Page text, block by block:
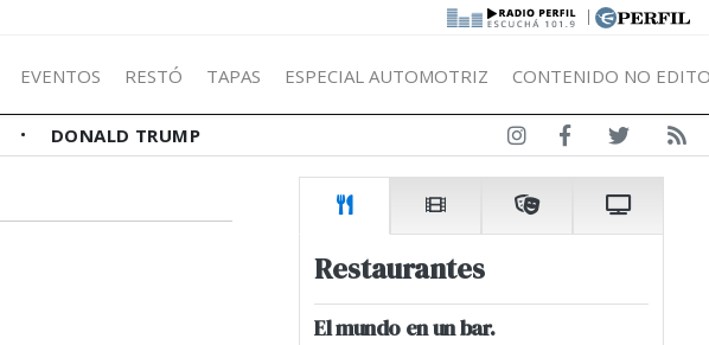
|
EVENTOS RESTÓ TAPAS ESPECIAL AUTOMOTRIZ CONTENIDO NO
DONALD TRUMP
Restaurantes
El mundo en un bar.